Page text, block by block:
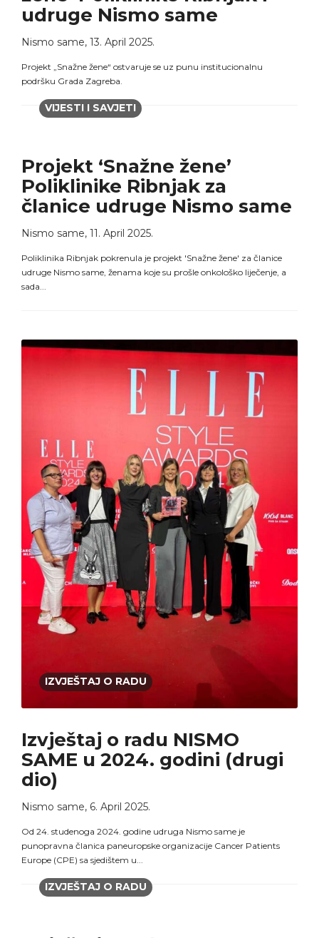
udruge Nismo same
Nismo same, 13. April 2025.
Projekt „Snažne žene“ ostvaruje se uz punu institucionalnu
podršku Grada Zagreba.
VIJESTI I SAVJETI
Projekt ‘Snažne žene’
Poliklinike Ribnjak za
članice udruge Nismo same
Nismo same, 11. April 2025.
Poliklinika Ribnjak pokrenula je projekt 'Snažne žene' za članice
udruge Nismo same, ženama koje su prošle onkološko liječenje, a
sada...
IZVJEŠTAJ O RADU
Izvještaj o radu NISMO
SAME u 2024. godini (drugi
dio)
Nismo same, 6. April 2025.
Od 24. studenoga 2024. godine udruga Nismo same je
punopravna članica paneuropske organizacije Cancer Patients
Europe (CPE) sa sjedištem u...
IZVJEŠTAJ O RADU